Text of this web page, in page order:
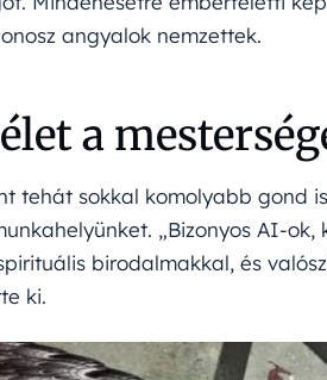
angyalok nemzettek.
a
tehát sokkal komolyabb gond
„Bizonyos AI-
birodalmakkal, és
ki.